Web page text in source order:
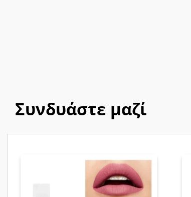
Συνδυάστε μαζί